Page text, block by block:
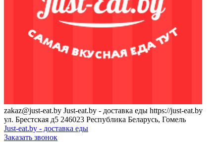
zakaz@just-eat.by Just-eat.by - доставка еды https://just-eat.by
ул. Брестская д5 246023 Республика Беларусь, Гомель
Just-eat.by - доставка еды
Заказать звонок